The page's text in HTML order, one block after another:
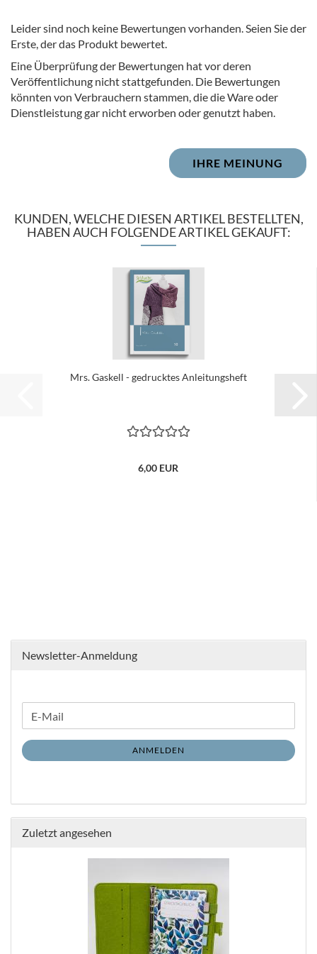
Leider sind noch keine Bewertungen vorhanden. Seien Sie der
Erste, der das Produkt bewertet.
Eine Überprüfung der Bewertungen hat vor deren
Veröffentlichung nicht stattgefunden. Die Bewertungen
könnten von Verbrauchern stammen, die die Ware oder
Dienstleistung gar nicht erworben oder genutzt haben.
IHRE MEINUNG
KUNDEN, WELCHE DIESEN ARTIKEL BESTELLTEN,
HABEN AUCH FOLGENDE ARTIKEL GEKAUFT:
Mrs. Gaskell - gedrucktes Anleitungsheft
6,00 EUR
Newsletter-Anmeldung
ZUR
NEWSLETTER-
ANMELDUNG
E-
Mail
ANMELDEN
Zuletzt angesehen